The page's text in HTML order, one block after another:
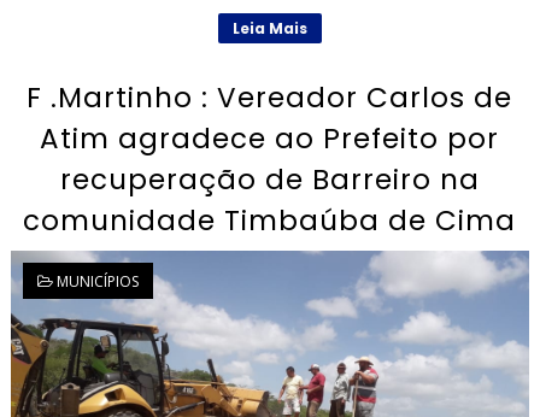
Leia Mais
F .Martinho : Vereador Carlos de
Atim agradece ao Prefeito por
recuperação de Barreiro na
comunidade Timbaúba de Cima
MUNICÍPIOS